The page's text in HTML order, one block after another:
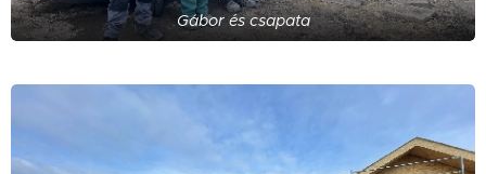
Gábor és csapata